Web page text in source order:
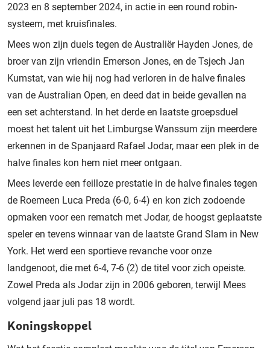
2023 en 8 september 2024, in actie in een round robin-
systeem, met kruisfinales.
Mees won zijn duels tegen de Australiër Hayden Jones, de
broer van zijn vriendin Emerson Jones, en de Tsjech Jan
Kumstat, van wie hij nog had verloren in de halve finales
van de Australian Open, en deed dat in beide gevallen na
een set achterstand. In het derde en laatste groepsduel
moest het talent uit het Limburgse Wanssum zijn meerdere
erkennen in de Spanjaard Rafael Jodar, maar een plek in de
halve finales kon hem niet meer ontgaan.
Mees leverde een feilloze prestatie in de halve finales tegen
de Roemeen Luca Preda (6-0, 6-4) en kon zich zodoende
opmaken voor een rematch met Jodar, de hoogst geplaatste
speler en tevens winnaar van de laatste Grand Slam in New
York. Het werd een sportieve revanche voor onze
landgenoot, die met 6-4, 7-6 (2) de titel voor zich opeiste.
Zowel Preda als Jodar zijn in 2006 geboren, terwijl Mees
volgend jaar juli pas 18 wordt.
Koningskoppel